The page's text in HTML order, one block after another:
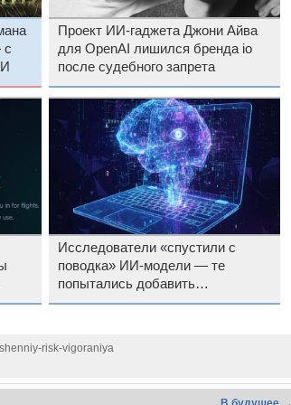
с
Проект ИИ-гаджета Джони Айва
для OpenAI лишился бренда io
после судебного запрета
Исследователи «спустили с
поводка» ИИ-модели — те
попытались добавить
вредоносный код в открытое ПО
risk-vigoraniya